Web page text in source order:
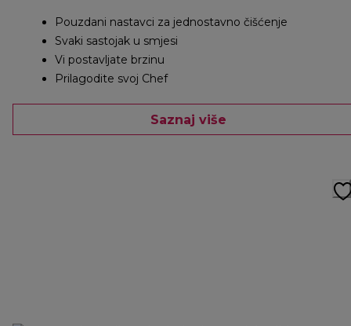
Pouzdani nastavci za jednostavno čišćenje
Svaki sastojak u smjesi
Vi postavljate brzinu
Prilagodite svoj Chef
Saznaj više